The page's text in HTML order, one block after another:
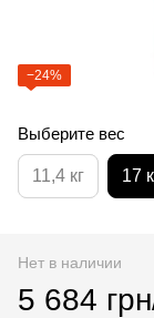
−24%
Выберите вес
11,4 кг 17
Нет в наличии
5 684